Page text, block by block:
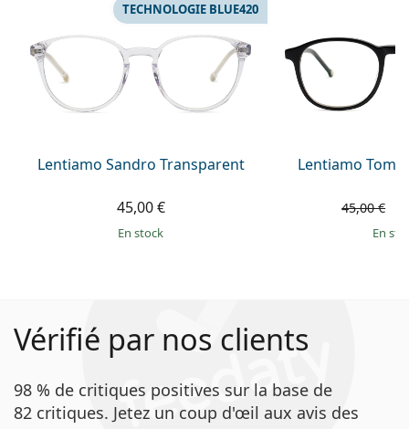
Lentiamo Sandro Transparent
TECHNOLOGIE BLUE420
45,00 €
en stock
Lentiamo
45,00 €
en
Vérifié par nos clients
98 % de critiques positives sur la base de
82 critiques. Jetez un coup d'œil aux avis des